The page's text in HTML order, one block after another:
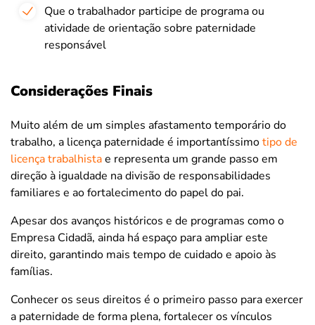
Que o trabalhador participe de programa ou
atividade de orientação sobre paternidade
responsável
Considerações Finais
Muito além de um simples afastamento temporário do
trabalho, a licença paternidade é importantíssimotipo de
licença trabalhistae representa um grande passo em
direção à igualdade na divisão de responsabilidades
familiares e ao fortalecimento do papel do pai.
Apesar dos avanços históricos e de programas como o
Empresa Cidadã, ainda há espaço para ampliar este
direito, garantindo mais tempo de cuidado e apoio às
famílias.
Conhecer os seus direitos é o primeiro passo para exercer
a paternidade de forma plena, fortalecer os vínculos